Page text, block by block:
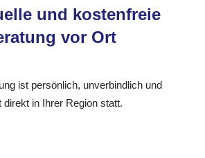
und kostenfreie
vor Ort
ist persönlich, unverbindlich und
direkt in Ihrer Region statt.